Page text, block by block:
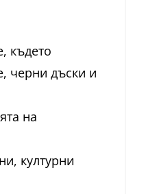
където
черни дъски и
на
културни